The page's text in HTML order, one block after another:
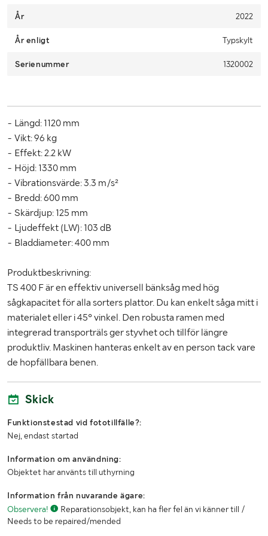
least one day before the intended day of collection.
Selectable days for collection can be found in the booking
portal. A link to the booking portal will be sent via email when
År 2022
År enligt Typskylt
Serienummer 1320002
- Längd: 1120 mm
- Vikt: 96 kg
- Effekt: 2.2 kW
- Höjd: 1330 mm
- Vibrationsvärde: 3.3 m/s²
- Bredd: 600 mm
- Skärdjup: 125 mm
- Ljudeffekt (LW): 103 dB
- Bladdiameter: 400 mm
Produktbeskrivning:
TS 400 F är en effektiv universell bänksåg med hög
sågkapacitet för alla sorters plattor. Du kan enkelt såga mitt i
materialet eller i 45° vinkel. Den robusta ramen med
integrerad transporträls ger styvhet och tillför längre
produktliv. Maskinen hanteras enkelt av en person tack vare
de hopfällbara benen.
Skick
Funktionstestad vid fototillfälle?:
Nej, endast startad
Information om användning:
Objektet har använts till uthyrning
Information från nuvarande ägare:
Observera!
Reparationsobjekt, kan ha fler fel än vi känner till /
Needs to be repaired/mended